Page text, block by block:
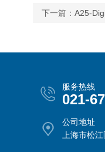
下一篇： A25-
服务热线
021-
公司地址
上海市松